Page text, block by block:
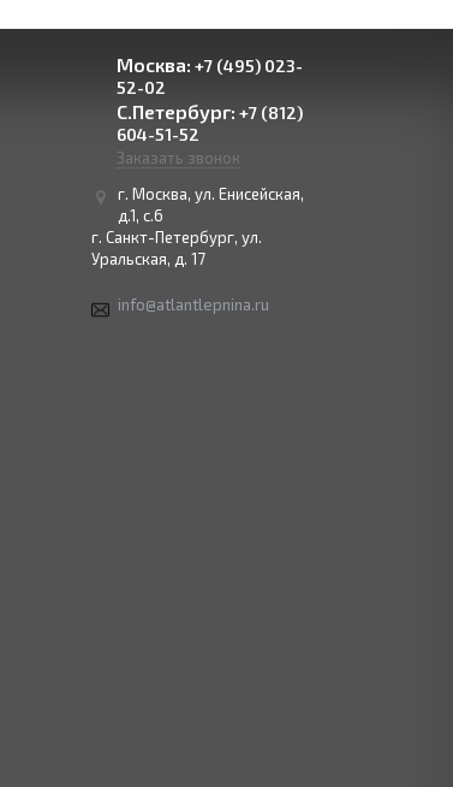
Москва: +7 (495) 023-
52-02
С.Петербург: +7 (812)
604-51-52
Заказать звонок
г. Москва, ул. Енисейская,
д.1, с.6
г. Санкт-Петербург, ул.
Уральская, д. 17
info@atlantlepnina.ru